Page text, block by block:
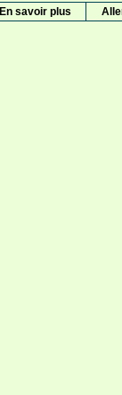
En savoir plus